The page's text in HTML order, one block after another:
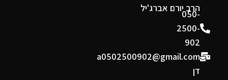
050-
2500-
902
a0502500902@gmail.com
דן
הרב יורם אברג'יל